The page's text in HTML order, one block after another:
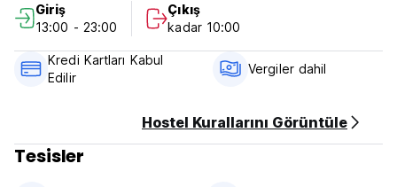
Giriş
13:00 - 23:00
Çıkış
kadar 10:00
Kredi Kartları Kabul
Edilir
Vergiler dahil
Hostel Kurallarını Görüntüle
Tesisler